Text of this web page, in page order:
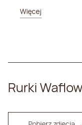
Więcej
Rurki